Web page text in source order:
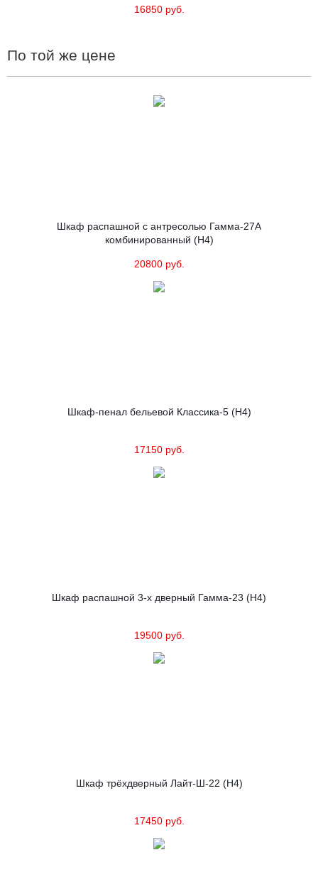
16850 руб.
По той же цене
Шкаф распашной с антресолью Гамма-27А
комбинированный (Н4)
20800 руб.
Шкаф-пенал бельевой Классика-5 (Н4)
17150 руб.
Шкаф распашной 3-х дверный Гамма-23 (Н4)
19500 руб.
Шкаф трёхдверный Лайт-Ш-22 (Н4)
17450 руб.